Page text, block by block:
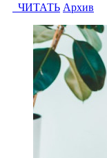
ЧИТАТЬ Архив